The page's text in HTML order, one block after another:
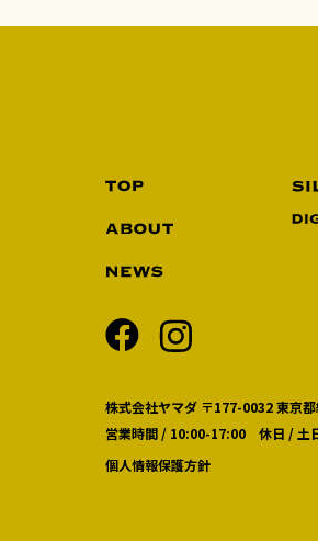
株式会社ヤマダ 〒177-0032 東京
営業時間 / 10:00-17:00 休日 / 土
個人情報保護方針